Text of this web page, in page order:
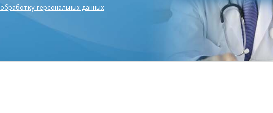
обработку персональных данных